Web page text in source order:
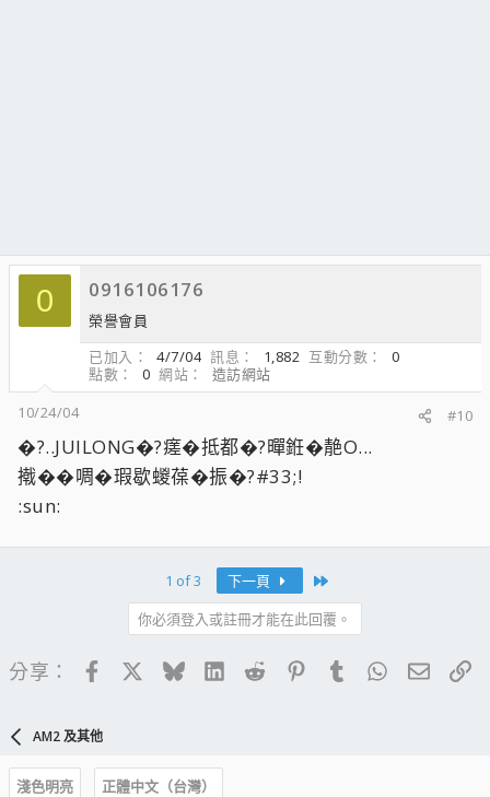
0 0916106176
榮譽會員
已加入
4/7/04 訊息 1,882 互動分數
0
點數
0 網站
造訪網站
10/24/04
#10
�?..JUILONG�?瘥�抵都�?暺銋�靘O...
撠��啁�瑕歇蝬葆�振�?#33;!
:sun:
1 of 3 下一頁
你必須登入或註冊才能在此回覆。
分享： FacebookBlueskyLinkedIn
Reddit PinterestTumblrWhatsApp
電子
AM2 及其他
淺色明亮
正體中文（台灣）